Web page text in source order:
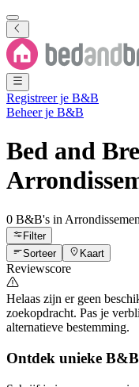
Registreer je B&B
Beheer je B&B
Bed and
0 B&B's in
Filter
Sorteer
Kaart
Reviewscore
Helaas zijn er geen
zoekopdracht. Pas je
alternatieve bestemming.
Ontdek unieke